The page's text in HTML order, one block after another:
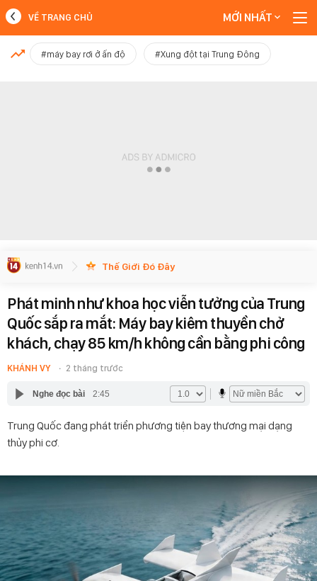
MỚI NHẤT
VỀ TRANG CHỦ MỚI NHẤT
#máy bay rơi ở ấn độ #Xung đột tại Trung Đông
Thế Giới Đó Đây
Phát minh như khoa học viễn tưởng của Trung
Quốc sắp ra mắt: Máy bay kiêm thuyền chở
khách, chạy 85 km/h không cần bằng phi công
KHÁNH VY 2 tháng trước
Nghe đọc bài 2:45
Trung Quốc đang phát triển phương tiện bay thương mại dạng
thủy phi cơ.